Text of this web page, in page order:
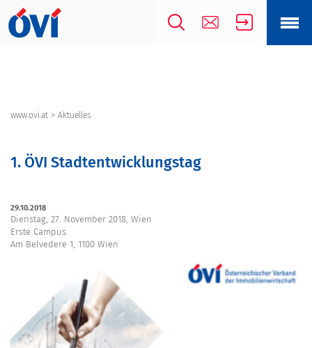
www.ovi.at > Aktuelles
1. ÖVI Stadtentwicklungstag
29.10.2018
Dienstag, 27. November 2018, Wien
Erste Campus
Am Belvedere 1, 1100 Wien